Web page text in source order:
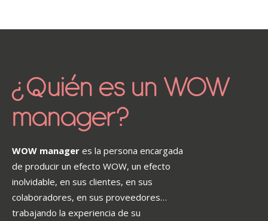
¿Quién es un WOW
manager?
WOW manager es la persona encargada
de producir un efecto WOW, un efecto
inolvidable, en sus clientes, en sus
colaboradores, en sus proveedores…
trabajando la experiencia de su